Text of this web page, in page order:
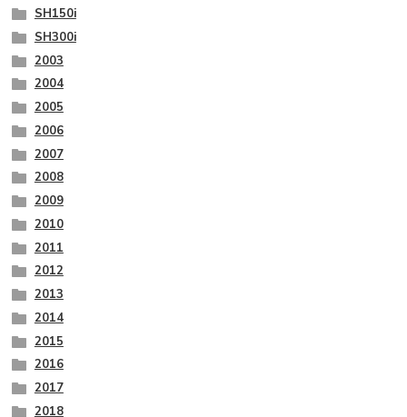
SH150i
SH300i
2003
2004
2005
2006
2007
2008
2009
2010
2011
2012
2013
2014
2015
2016
2017
2018